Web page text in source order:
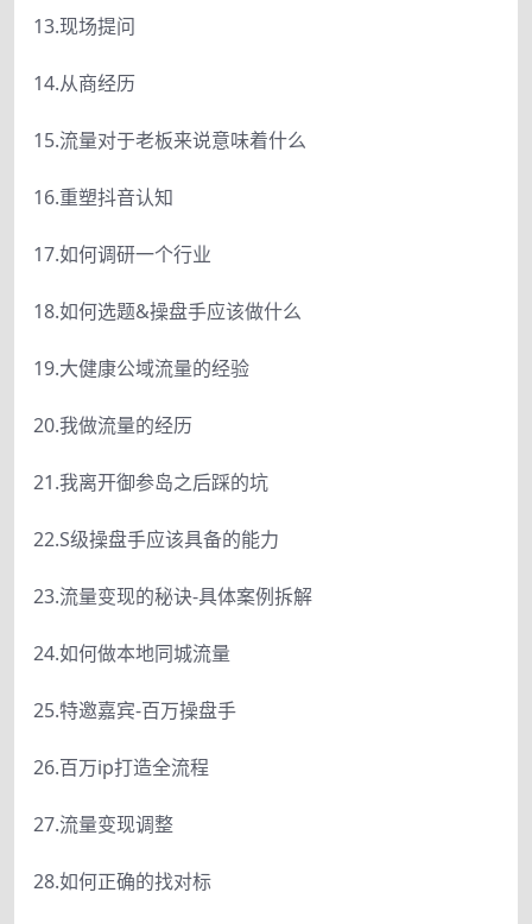
13.现场提问
14.从商经历
15.流量对于老板来说意味着什么
16.重塑抖音认知
17.如何调研一个行业
18.如何选题&操盘手应该做什么
19.大健康公域流量的经验
20.我做流量的经历
21.我离开御参岛之后踩的坑
22.S级操盘手应该具备的能力
23.流量变现的秘诀-具体案例拆解
24.如何做本地同城流量
25.特邀嘉宾-百万操盘手
26.百万ip打造全流程
27.流量变现调整
28.如何正确的找对标